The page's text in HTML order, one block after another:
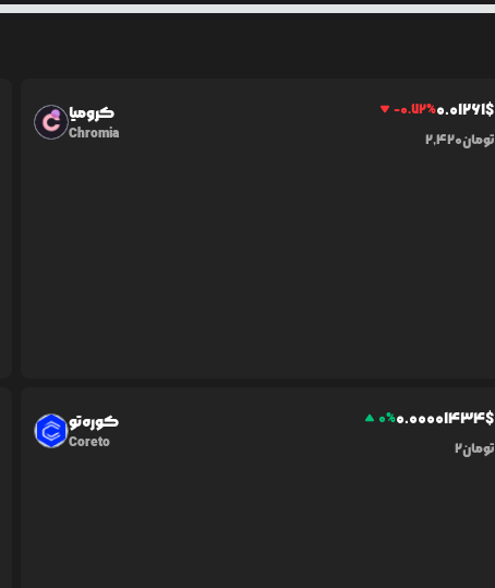
کرومیا
Chromia
-0.72%0.01261$
2,420تومان
کوره‌تو
Coreto
0%0.00001434$
2تومان